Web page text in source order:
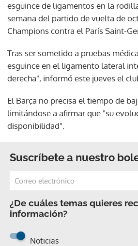
esguince de ligamentos en la
semana del partido de vuelta de
Champions contra el París Saint-
Tras ser sometido a pruebas
esguince en el ligamento lateral
derecha", informó este jueves el
El Barça no precisa el tiempo de
limitándose a afirmar que "su
disponibilidad".
Suscríbete a nuestro
¿De cuáles temas quieres
información?
Noticias